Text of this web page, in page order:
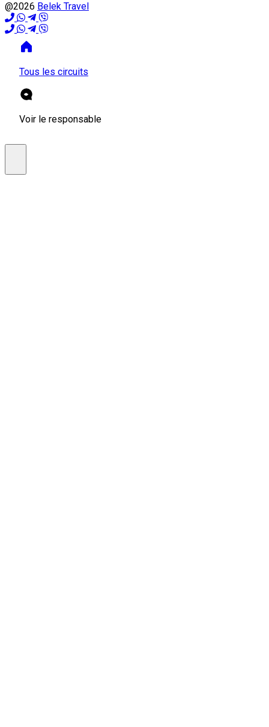
@2026 Belek Travel
Tous les circuits
Voir le responsable